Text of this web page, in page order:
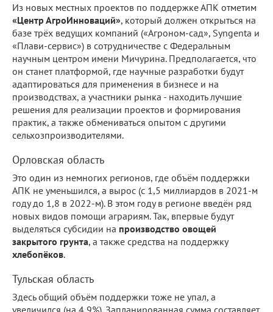
Из новых местных проектов по поддержке АПК отметим
«Центр АгроИнноваций», который должен открыться на
базе трёх ведущих компаний («Агроном-сад», Syngenta и
«Плави-сервис») в сотрудничестве с Федеральным
научным центром имени Мичурина. Предполагается, что
он станет платформой, где научные разработки будут
адаптироваться для применения в бизнесе и на
производствах, а участники рынка - находить лучшие
решения для реализации проектов и формирования
практик, а также обмениваться опытом с другими
сельхозпроизводителями.
Орловская область
Это один из немногих регионов, где объём поддержки
АПК не уменьшился, а вырос (с 1,5 миллиардов в 2021-м
году до 1,8 в 2022-м). В этом году в регионе введён ряд
новых видов помощи аграриям. Так, впервые будут
выделяться субсидии на производство овощей
закрытого грунта, а также средства на поддержку
хлебопёков.
Тульская область
Здесь общий объём поддержки тоже не упал, а
увеличился (на 4,9%). Запланированная сумма составляет